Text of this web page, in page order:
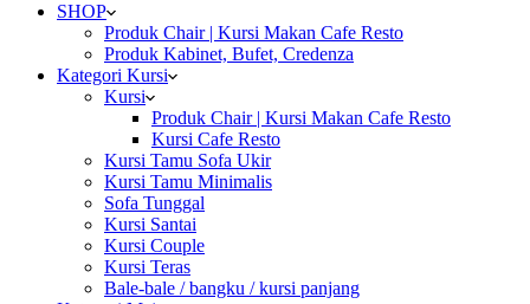
SHOP
Produk Chair | Kursi Makan Cafe Resto
Produk Kabinet, Bufet, Credenza
Kategori Kursi
Kursi
Produk Chair | Kursi Makan Cafe Resto
Kursi Cafe Resto
Kursi Tamu Sofa Ukir
Kursi Tamu Minimalis
Sofa Tunggal
Kursi Santai
Kursi Couple
Kursi Teras
Bale-bale / bangku / kursi panjang